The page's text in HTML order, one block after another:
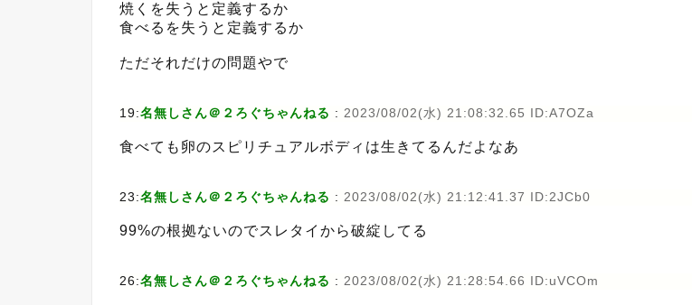
焼くを失うと定義するか
食べるを失うと定義するか
ただそれだけの問題やで
19:名無しさん＠２ろぐちゃんねる : 2023/08/02(水) 21:08:32.65 ID:A7OZa
食べても卵のスピリチュアルボディは生きてるんだよなあ
23:名無しさん＠２ろぐちゃんねる : 2023/08/02(水) 21:12:41.37 ID:2JCb0
99%の根拠ないのでスレタイから破綻してる
26:名無しさん＠２ろぐちゃんねる : 2023/08/02(水) 21:28:54.66 ID:uVCOm